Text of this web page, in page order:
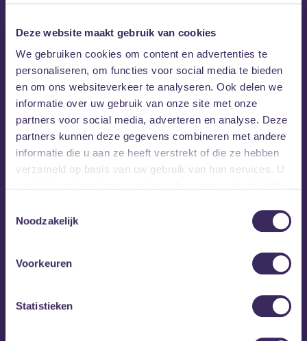
Deze website maakt gebruik van cookies
We gebruiken cookies om content en advertenties te
personaliseren, om functies voor social media te bieden
en om ons websiteverkeer te analyseren. Ook delen we
informatie over uw gebruik van onze site met onze
partners voor social media, adverteren en analyse. Deze
partners kunnen deze gegevens combineren met andere
informatie die u aan ze heeft verstrekt of die ze hebben
verzameld op basis van uw gebruik van hun services. U
Noodzakelijk
Voorkeuren
Statistieken
AWKWARD iis een gevestigde naam in singer-
songwriterland. Twee zeer goed ontvangen albums
verschenen er reeds op label annex keurmerk Excelsior
Records. Djurre de Haan, de persoon die schuil gaat achter
het alter ego, is daarnaast ook componist van muziek voor
films en theater. Begin 2018 komt het derde album van
AKWARD i uit, getiteld ‘KYD’. Een gevarieerde en rijke plaat
richting blijven bepalen. Gewapend met enkel gitaar en